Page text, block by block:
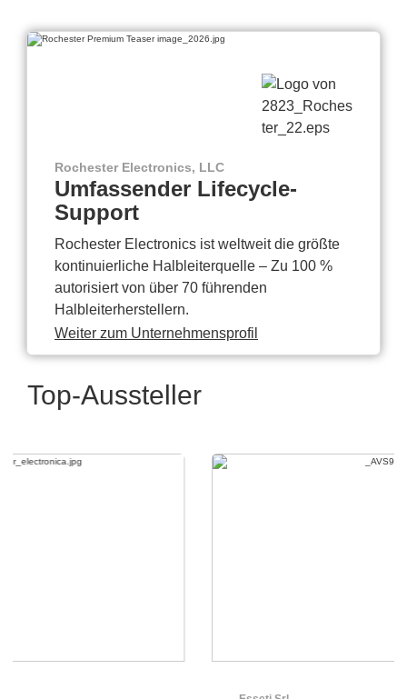
Rochester Electronics, LLC
Umfassender Lifecycle-
Support
Rochester Electronics ist weltweit die größte
kontinuierliche Halbleiterquelle – Zu 100 %
autorisiert von über 70 führenden
Halbleiterherstellern.
Weiter zum Unternehmensprofil
Top-Aussteller